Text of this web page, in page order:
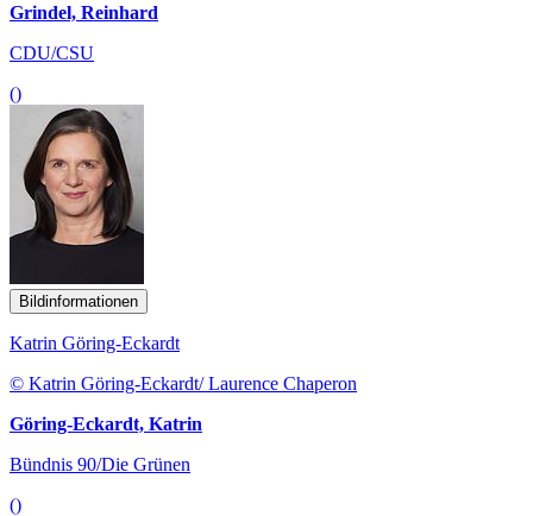
Grindel, Reinhard
CDU/CSU
()
Bildinformationen
Katrin Göring-Eckardt
© Katrin Göring-Eckardt/ Laurence Chaperon
Göring-Eckardt, Katrin
Bündnis 90/Die Grünen
()